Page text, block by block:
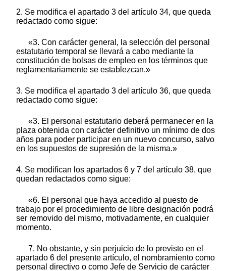
2. Se modifica el apartado 3 del artículo 34, que queda
redactado como sigue:
«3. Con carácter general, la selección del personal
estatutario temporal se llevará a cabo mediante la
constitución de bolsas de empleo en los términos que
reglamentariamente se establezcan.»
3. Se modifica el apartado 3 del artículo 36, que queda
redactado como sigue:
«3. El personal estatutario deberá permanecer en la
plaza obtenida con carácter definitivo un mínimo de dos
años para poder participar en un nuevo concurso, salvo
en los supuestos de supresión de la misma.»
4. Se modifican los apartados 6 y 7 del artículo 38, que
quedan redactados como sigue:
«6. El personal que haya accedido al puesto de
trabajo por el procedimiento de libre designación podrá
ser removido del mismo, motivadamente, en cualquier
momento.
7. No obstante, y sin perjuicio de lo previsto en el
apartado 6 del presente artículo, el nombramiento como
personal directivo o como Jefe de Servicio de carácter